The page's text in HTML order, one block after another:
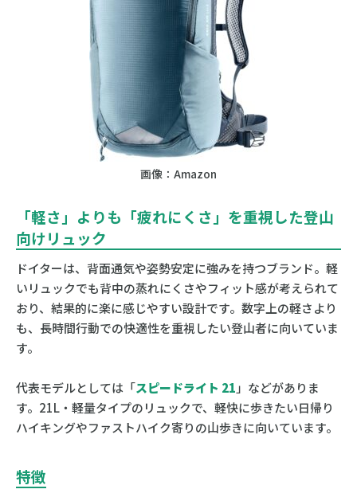
画像：Amazon
「軽さ」よりも「疲れにくさ」を重視した登山
向けリュック
ドイターは、背面通気や姿勢安定に強みを持つブランド。軽
いリュックでも背中の蒸れにくさやフィット感が考えられて
おり、結果的に楽に感じやすい設計です。数字上の軽さより
も、長時間行動での快適性を重視したい登山者に向いていま
す。
代表モデルとしては「スピードライト 21 」などがありま
す。21L・軽量タイプのリュックで、軽快に歩きたい日帰り
ハイキングやファストハイク寄りの山歩きに向いています。
特徴